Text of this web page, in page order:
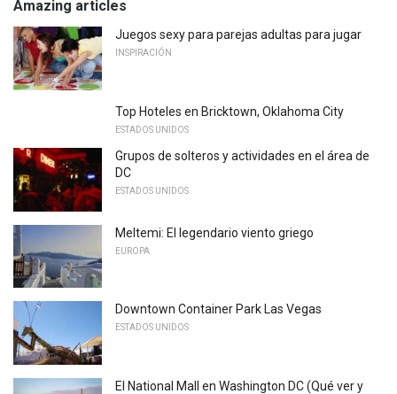
Amazing articles
Juegos sexy para parejas adultas para jugar
INSPIRACIÓN
Top Hoteles en Bricktown, Oklahoma City
ESTADOS UNIDOS
Grupos de solteros y actividades en el área de
DC
ESTADOS UNIDOS
Meltemi: El legendario viento griego
EUROPA
Downtown Container Park Las Vegas
ESTADOS UNIDOS
El National Mall en Washington DC (Qué ver y